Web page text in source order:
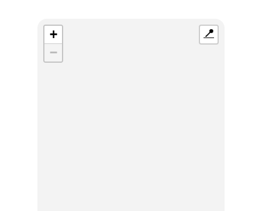
+
−
📍